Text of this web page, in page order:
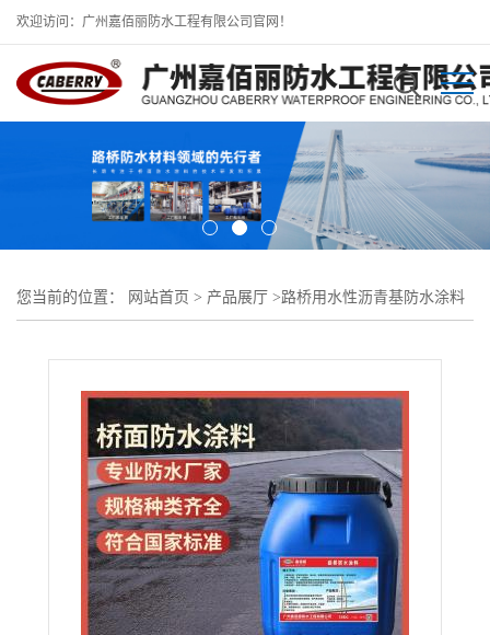
欢迎访问：广州嘉佰丽防水工程有限公司官网！
您当前的位置： 网站首页 > 产品展厅 >路桥用水性沥青基防水涂料